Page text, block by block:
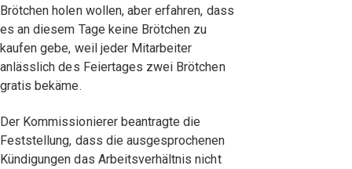
Brötchen holen wollen, aber erfahren, dass
es an diesem Tage keine Brötchen zu
kaufen gebe, weil jeder Mitarbeiter
anlässlich des Feiertages zwei Brötchen
gratis bekäme.
Der Kommissionierer beantragte die
Feststellung, dass die ausgesprochenen
Kündigungen das Arbeitsverhältnis nicht